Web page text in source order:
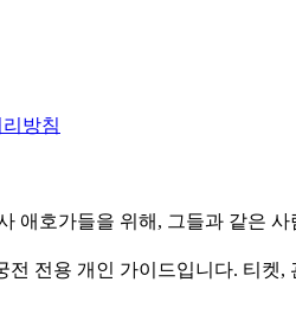
방침
애호가들을 위해, 그들과 같은
전 전용 개인 가이드입니다. 티켓